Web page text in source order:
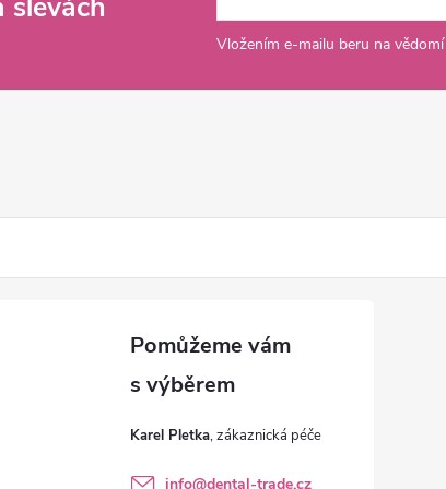
Vložením e-mailu beru na vědomí
Karel Pletka
info@dental-trade.cz